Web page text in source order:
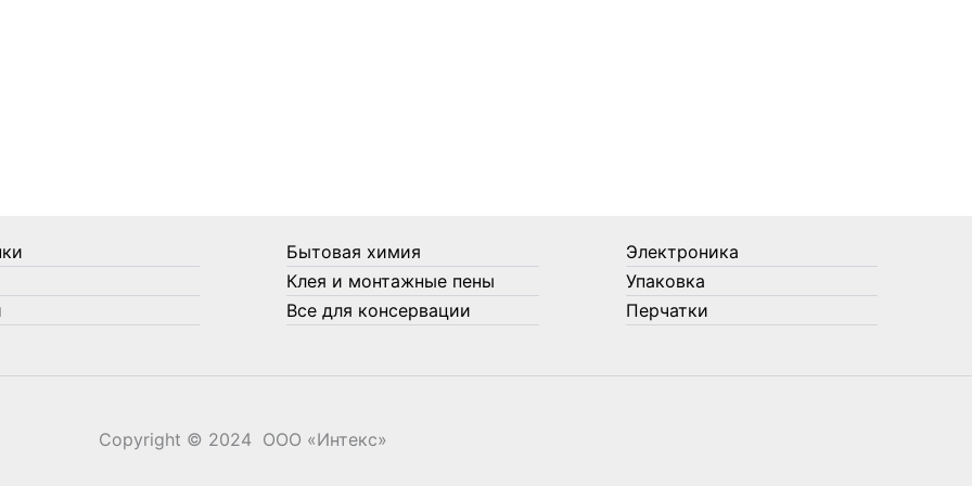
Бытовая химия
Клея и монтажные пены
Все для консервации
Электроника
Упаковка
Перчатки
Copyright © 2024 ООО «‎Интекс»‎